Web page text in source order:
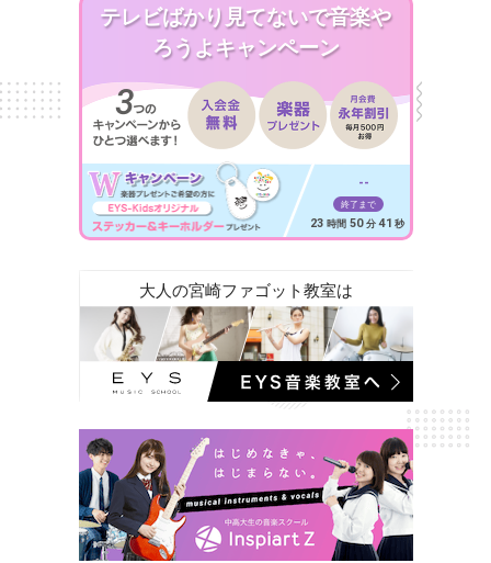
テレビばかり見てないで音楽や
ろうよキャンペーン
--
終了まで
23 時間 50 分 39 秒
大人の宮崎ファゴット教室は